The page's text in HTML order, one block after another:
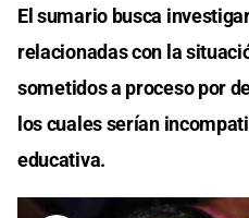
El sumario busca
relacionadas con la
sometidos a proceso por
los cuales serían
educativa.